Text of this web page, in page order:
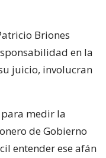
Briones
en la
juicio, involucran
medir la
de Gobierno
entender ese afán